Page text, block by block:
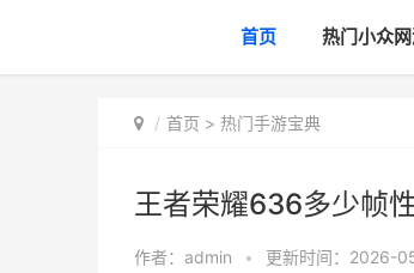
首页 热门小众
首页 > 热门手游宝典
王者荣耀636多少帧
作者： admin • 更新时间：2026-